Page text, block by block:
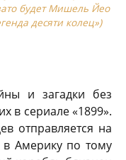
будет Мишель Йео
десяти колец»)
и загадки без
в сериале «1899».
отправляется на
Америку по тому